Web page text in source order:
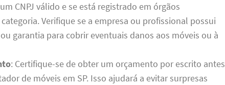
CNPJ válido e se está registrado em órgãos
Verifique se a empresa ou profissional possui
garantia para cobrir eventuais danos aos móveis ou à
: Certifique-se de obter um orçamento por escrito antes
de móveis em SP. Isso ajudará a evitar surpresas